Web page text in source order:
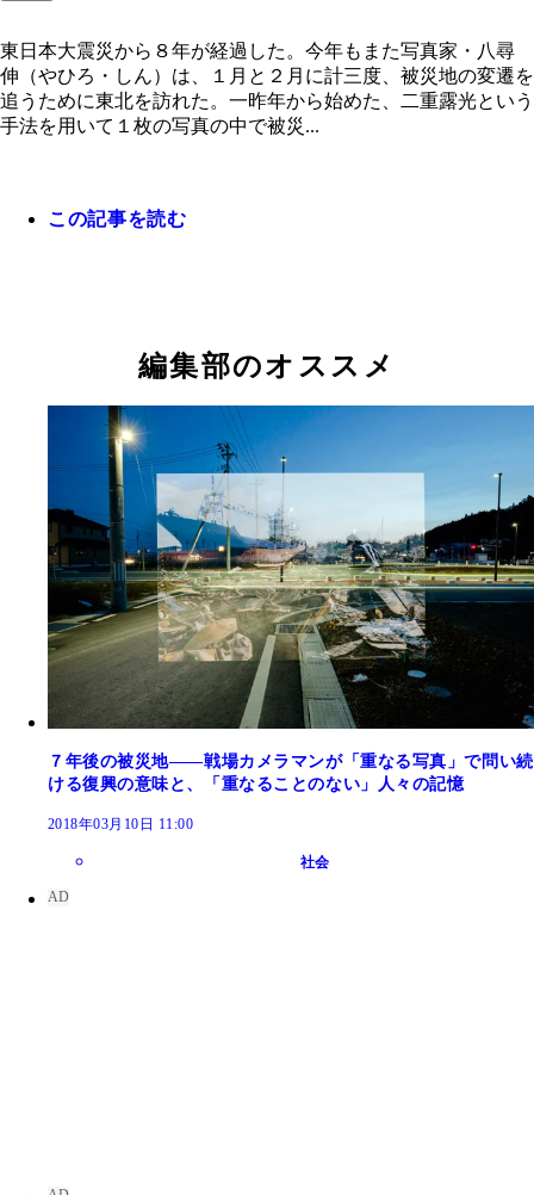
所は今、バスターミナルになっている。鹿折地区
の後に火事が起こり、流されなかった家屋の多く
てしまった
る
校として齊藤くんが通っていた学校だった。破壊
歩道橋も毎日使っていたという。腕に抱えるヘル
は消防士からもらったものだ
東日本大震災から８年が経過した。今年もまた写真家・八尋
伸（やひろ・しん）は、１月と２月に計三度、被災地の変遷を
追うために東北を訪れた。一昨年から始めた、二重露光という
手法を用いて１枚の写真の中で被災...
この記事を読む
編集部のオススメ
７年後の被災地――戦場カメラマンが「重なる写真」で問い続
ける復興の意味と、「重なることのない」人々の記憶
2018年03月10日 11:00
社会